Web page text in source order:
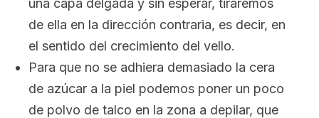
una capa delgada y sin esperar, tiraremos
de ella en la dirección contraria, es decir, en
el sentido del crecimiento del vello.
Para que no se adhiera demasiado la cera
de azúcar a la piel podemos poner un poco
de polvo de talco en la zona a depilar, que